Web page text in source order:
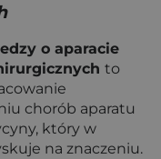
o aparacie
to
chorób aparatu
który w
na znaczeniu.